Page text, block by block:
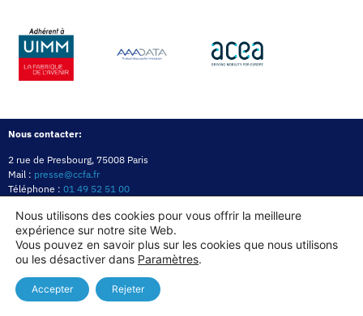
Nous contacter:
2 rue de Presbourg, 75008 Paris
Mail : presse@ccfa.fr
Téléphone : 01 49 52 51 00
Politique de confidentialitéMentions légales
Copyright© 2026
Nous utilisons des cookies pour vous offrir la meilleure
expérience sur notre site Web.
Vous pouvez en savoir plus sur les cookies que nous utilisons
ou les désactiver dans Paramètres.
Accepter Rejeter